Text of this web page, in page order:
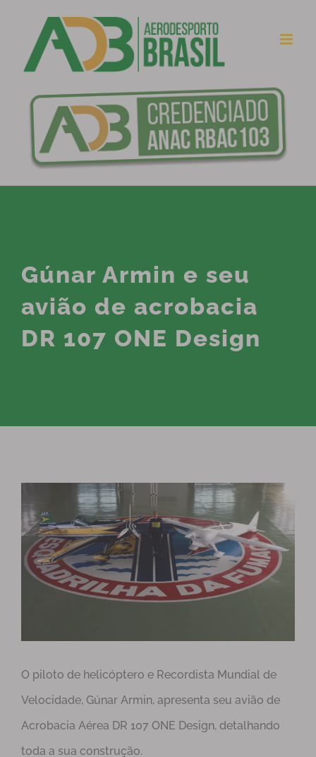
Gúnar Armin e seu
avião de acrobacia
DR 107 ONE Design
Larger
Image
O piloto de helicóptero e Recordista Mundial de
Velocidade, Gúnar Armin, apresenta seu avião de
Acrobacia Aérea DR 107 ONE Design, detalhando
toda a sua construção.